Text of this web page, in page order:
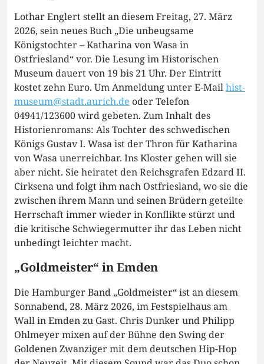
Lothar Englert stellt an diesem Freitag, 27. März
2026, sein neues Buch „Die unbeugsame
Königstochter – Katharina von Wasa in
Ostfriesland“ vor. Die Lesung im Historischen
Museum dauert von 19 bis 21 Uhr. Der Eintritt
kostet zehn Euro. Um Anmeldung unter E-Mailhist-
museum@stadt.aurich.de oder Telefon
04941/123600 wird gebeten. Zum Inhalt des
Historienromans: Als Tochter des schwedischen
Königs Gustav I. Wasa ist der Thron für Katharina
von Wasa unerreichbar. Ins Kloster gehen will sie
aber nicht. Sie heiratet den Reichsgrafen Edzard II.
Cirksena und folgt ihm nach Ostfriesland, wo sie die
zwischen ihrem Mann und seinen Brüdern geteilte
Herrschaft immer wieder in Konflikte stürzt und
die kritische Schwiegermutter ihr das Leben nicht
unbedingt leichter macht.
„Goldmeister“ in Emden
Die Hamburger Band „Goldmeister“ ist an diesem
Sonnabend, 28. März 2026, im Festspielhaus am
Wall in Emden zu Gast. Chris Dunker und Philipp
Ohlmeyer mixen auf der Bühne den Swing der
Goldenen Zwanziger mit dem deutschen Hip-Hop